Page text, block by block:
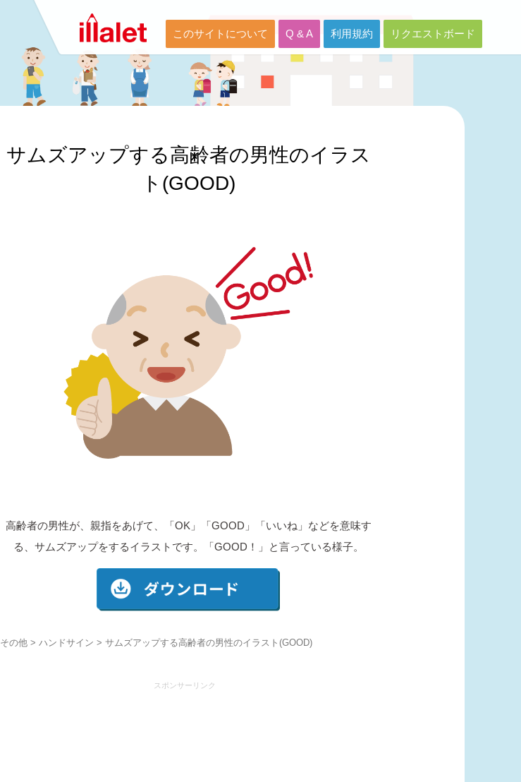
このサイトについて Q & A 利用規約 リクエストボード
サムズアップする高齢者の男性のイラス
ト(GOOD)
高齢者の男性が、親指をあげて、「OK」「GOOD」「いいね」などを意味す
る、サムズアップをするイラストです。「GOOD！」と言っている様子。
その他> ハンドサイン > サムズアップする高齢者の男性のイラスト(GOOD)
スポンサーリンク